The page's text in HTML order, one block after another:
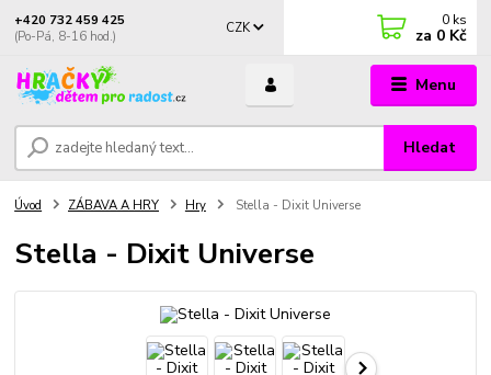
Menu
CZK
Hledat
+420 732 459 425
(Po-Pá, 8-16 hod.)
0 ks
za 0 Kč
Úvod ZÁBAVA A HRY Hry Stella - Dixit Universe
Stella - Dixit Universe